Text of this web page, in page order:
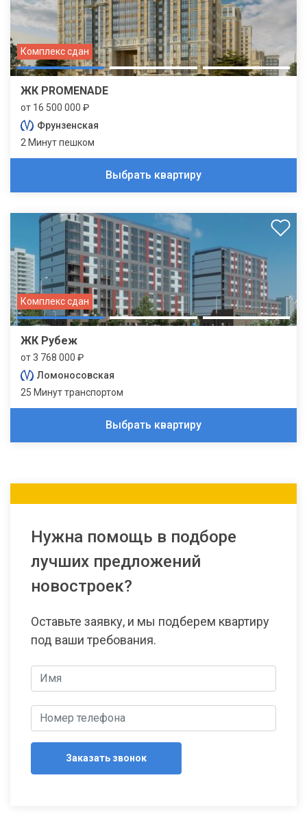
Комплекс сдан
ЖК PROMENADE
от 16 500 000 ₽
Фрунзенская
2 Минут пешком
Выбрать квартиру
Комплекс сдан
ЖК Рубеж
от 3 768 000 ₽
Ломоносовская
25 Минут транспортом
Выбрать квартиру
Нужна помощь в подборе
лучших предложений
новостроек?
Оставьте заявку, и мы подберем квартиру
под ваши требования.
Заказать звонок